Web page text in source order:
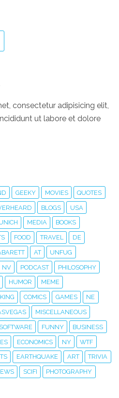
consectetur adipisicing elit,
ut labore et dolore
GEEKY MOVIES QUOTES
BLOGS USA
MEDIA BOOKS
FOOD TRAVEL DE
AT UNFUG
NV PODCAST PHILOSOPHY
HUMOR MEME
COMICS GAMES NE
MISCELLANEOUS
SOFTWARE FUNNY BUSINESS
ECONOMICS NY WTF
EARTHQUAKE ART TRIVIA
SCIFI PHOTOGRAPHY